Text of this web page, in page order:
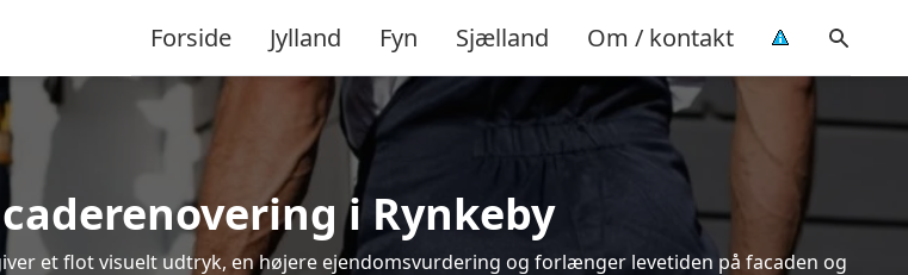
Forside Jylland Fyn Sjælland Om / kontakt
i Rynkeby
et flot visuelt udtryk, en højere ejendomsvurdering og forlænger levetiden på facaden og